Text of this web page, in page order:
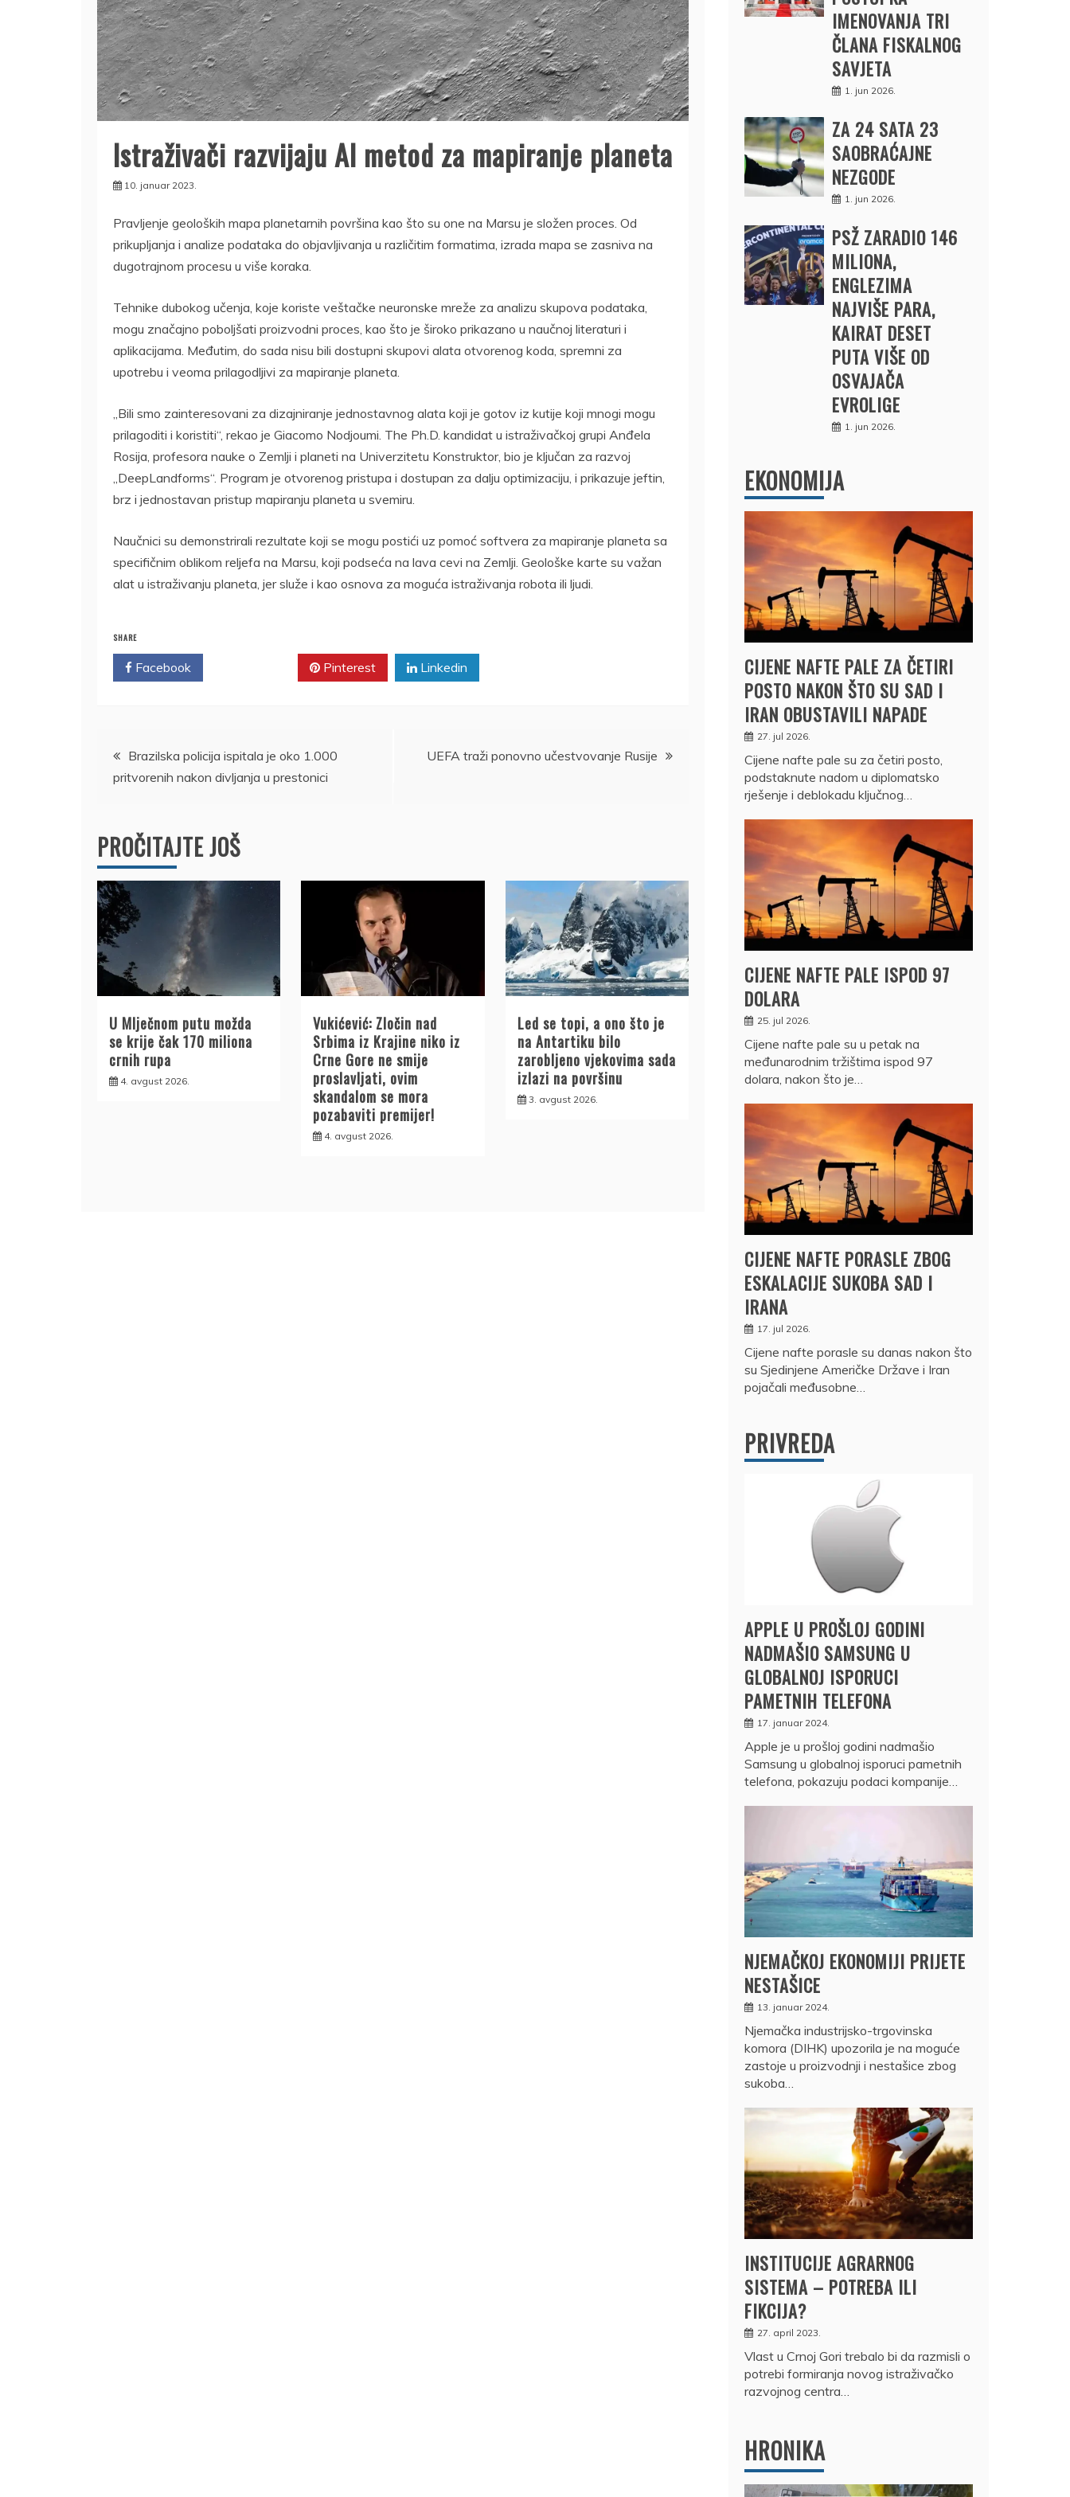
Istraživači razvijaju AI metod za mapiranje planeta
10. januar 2023.
Pravljenje geoloških mapa planetarnih površina kao što su one na Marsu je složen proces. Od
prikupljanja i analize podataka do objavljivanja u različitim formatima, izrada mapa se zasniva na
dugotrajnom procesu u više koraka.
Tehnike dubokog učenja, koje koriste veštačke neuronske mreže za analizu skupova podataka,
mogu značajno poboljšati proizvodni proces, kao što je široko prikazano u naučnoj literaturi i
aplikacijama. Međutim, do sada nisu bili dostupni skupovi alata otvorenog koda, spremni za
upotrebu i veoma prilagodljivi za mapiranje planeta.
„Bili smo zainteresovani za dizajniranje jednostavnog alata koji je gotov iz kutije koji mnogi mogu
prilagoditi i koristiti“, rekao je Giacomo Nodjoumi. The Ph.D. kandidat u istraživačkoj grupi Anđela
Rosija, profesora nauke o Zemlji i planeti na Univerzitetu Konstruktor, bio je ključan za razvoj
„DeepLandforms“. Program je otvorenog pristupa i dostupan za dalju optimizaciju, i prikazuje jeftin,
brz i jednostavan pristup mapiranju planeta u svemiru.
Naučnici su demonstrirali rezultate koji se mogu postići uz pomoć softvera za mapiranje planeta sa
specifičnim oblikom reljefa na Marsu, koji podseća na lava cevi na Zemlji. Geološke karte su važan
alat u istraživanju planeta, jer služe i kao osnova za moguća istraživanja robota ili ljudi.
SHARE
Facebook Pinterest Linkedin
Kretanje
članka
Brazilska policija ispitala je oko 1.000
pritvorenih nakon divljanja u prestonici
UEFA traži ponovno učestvovanje Rusije
PROČITAJTE JOŠ
U Mlječnom putu možda
se krije čak 170 miliona
crnih rupa
4. avgust 2026.
Vukićević: Zločin nad
Srbima iz Krajine niko iz
Crne Gore ne smije
proslavljati, ovim
skandalom se mora
pozabaviti premijer!
4. avgust 2026.
Led se topi, a ono što je
na Antartiku bilo
zarobljeno vjekovima sada
izlazi na površinu
3. avgust 2026.
IMENOVANJA TRI
ČLANA FISKALNOG
SAVJETA
1. jun 2026.
ZA 24 SATA 23
SAOBRAĆAJNE
NEZGODE
1. jun 2026.
PSŽ ZARADIO 146
MILIONA,
ENGLEZIMA
NAJVIŠE PARA,
KAIRAT DESET
PUTA VIŠE OD
OSVAJAČA
EVROLIGE
1. jun 2026.
EKONOMIJA
CIJENE NAFTE PALE ZA ČETIRI
POSTO NAKON ŠTO SU SAD I
IRAN OBUSTAVILI NAPADE
27. jul 2026.
Cijene nafte pale su za četiri posto,
podstaknute nadom u diplomatsko
rješenje i deblokadu ključnog…
CIJENE NAFTE PALE ISPOD 97
DOLARA
25. jul 2026.
Cijene nafte pale su u petak na
međunarodnim tržištima ispod 97
dolara, nakon što je…
CIJENE NAFTE PORASLE ZBOG
ESKALACIJE SUKOBA SAD I
IRANA
17. jul 2026.
Cijene nafte porasle su danas nakon što
su Sjedinjene Američke Države i Iran
pojačali međusobne…
PRIVREDA
APPLE U PROŠLOJ GODINI
NADMAŠIO SAMSUNG U
GLOBALNOJ ISPORUCI
PAMETNIH TELEFONA
17. januar 2024.
Apple je u prošloj godini nadmašio
Samsung u globalnoj isporuci pametnih
telefona, pokazuju podaci kompanije…
NJEMAČKOJ EKONOMIJI PRIJETE
NESTAŠICE
13. januar 2024.
Njemačka industrijsko-trgovinska
komora (DIHK) upozorila je na moguće
zastoje u proizvodnji i nestašice zbog
sukoba…
INSTITUCIJE AGRARNOG
SISTEMA – POTREBA ILI
FIKCIJA?
27. april 2023.
Vlast u Crnoj Gori trebalo bi da razmisli o
potrebi formiranja novog istraživačko
razvojnog centra…
HRONIKA